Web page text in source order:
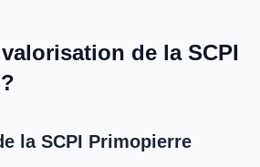
de la SCPI
la SCPI Primopierre